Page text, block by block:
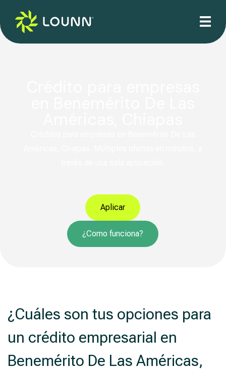
Aplicar
¿Como funciona?
¿Cuáles son tus opciones para
un crédito empresarial en
Benemérito De Las Américas,